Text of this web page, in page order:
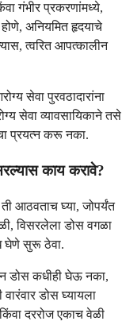
गंभीर प्रकरणांमध्ये,
अनियमित हृदयाचे
त्वरित आपत्कालीन
सेवा पुरवठादारांना
सेवा व्यावसायिकाने तसे
प्रयत्न करू नका.
काय करावे?
आठवताच घ्या, जोपर्यंत
विसरलेला डोस वगळा
घेणे सुरू ठेवा.
डोस कधीही घेऊ नका,
डोस घ्यायला
दररोज एकाच वेळी